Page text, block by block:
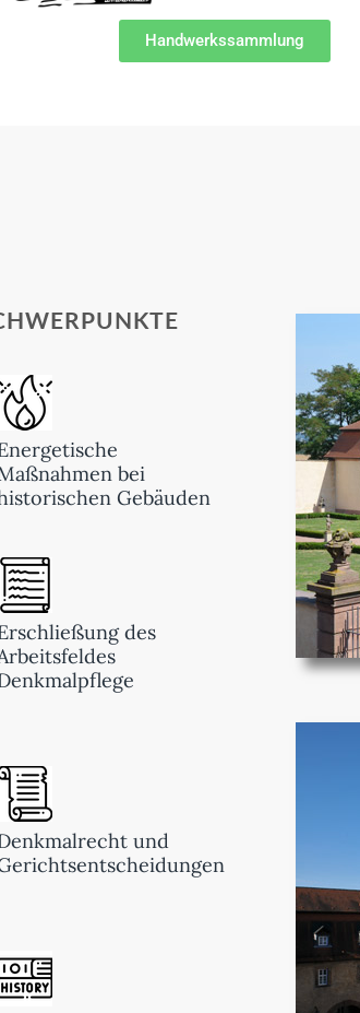
Handwerkssammlung
bei
Gebäuden
des
und